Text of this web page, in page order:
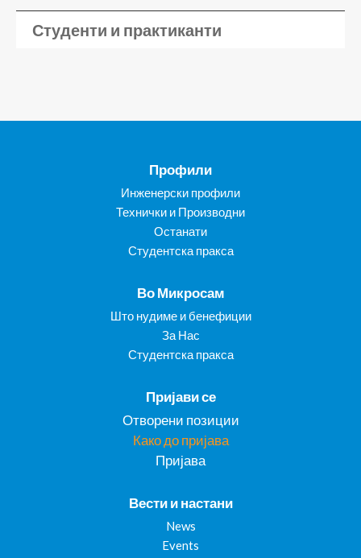
Студенти и практиканти
Профили
Инженерски профили
Технички и Производни
Останати
Студентска пракса
Во Микросам
Што нудиме и бенефиции
За Нас
Студентска пракса
Пријави се
Отворени позиции
Како до пријава
Пријава
Вести и настани
News
Events